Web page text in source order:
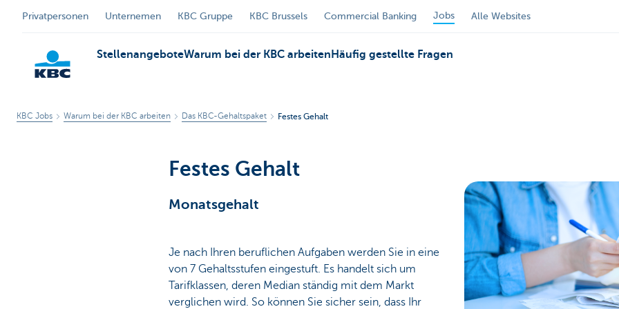
Privatpersonen Unternemen KBC Gruppe KBC Brussels Commercial Banking Jobs Alle Websites
StellenangeboteWarum bei der KBC arbeiten Häufig gestellte Fragen
KBC Jobs Warum bei der KBC arbeiten Das KBC-Gehaltspaket Festes Gehalt
Festes Gehalt
Monatsgehalt
Je nach Ihren beruflichen Aufgaben werden Sie in eine
von 7 Gehaltsstufen eingestuft. Es handelt sich um
Tarifklassen, deren Median ständig mit dem Markt
verglichen wird. So können Sie sicher sein, dass Ihr